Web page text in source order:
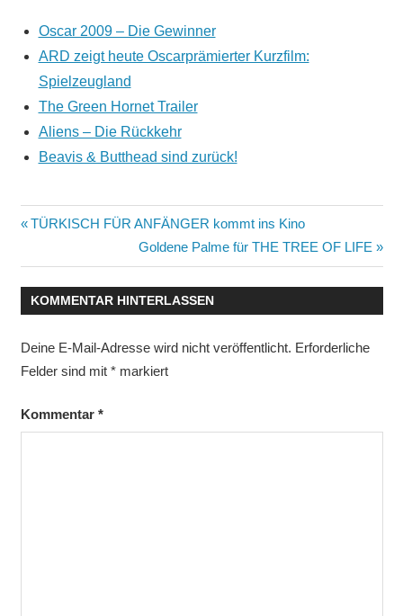
Oscar 2009 – Die Gewinner
ARD zeigt heute Oscarprämierter Kurzfilm:
Spielzeugland
The Green Hornet Trailer
Aliens – Die Rückkehr
Beavis & Butthead sind zurück!
Beitragsnavigation
Vorheriger
TÜRKISCH FÜR ANFÄNGER kommt ins Kino
Nächster
Beitrag:
Goldene Palme für THE TREE OF LIFE
KOMMENTAR HINTERLASSEN
Deine E-Mail-Adresse wird nicht veröffentlicht. Erforderliche
Felder sind mit *markiert
Kommentar *